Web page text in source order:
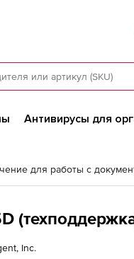
Антивирусы для
Inc.